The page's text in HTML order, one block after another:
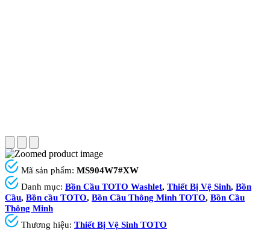
Mã sản phẩm: MS904W7#XW
Danh mục: Bồn Cầu TOTO Washlet, Thiết Bị Vệ Sinh, Bồn
Cầu, Bồn cầu TOTO, Bồn Cầu Thông Minh TOTO, Bồn Cầu
Thông Minh
Thương hiệu: Thiết Bị Vệ Sinh TOTO